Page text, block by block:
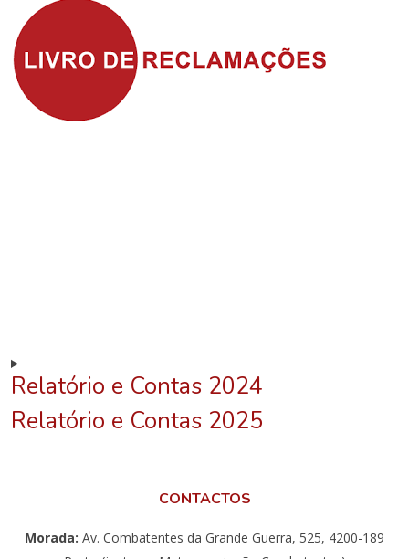
Relatório e Contas 2024
Relatório e Contas 2025
CONTACTOS
Morada: Av. Combatentes da Grande Guerra, 525, 4200-189